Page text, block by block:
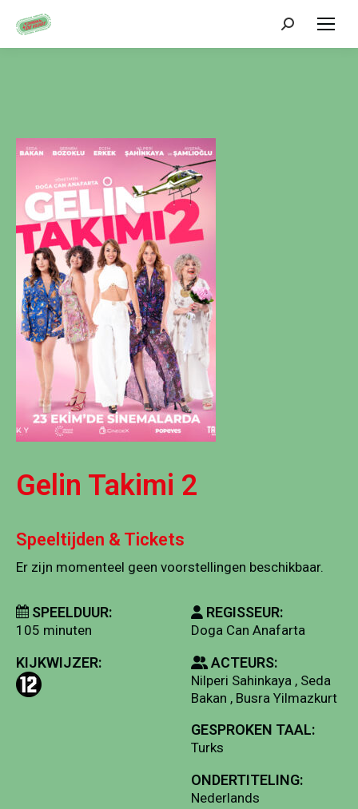
Zoeken:
Gelin Takimi 2
Speeltijden & Tickets
Er zijn momenteel geen voorstellingen beschikbaar.
SPEELDUUR:
105 minuten
KIJKWIJZER:
REGISSEUR:
Doga Can Anafarta
ACTEURS:
Nilperi Sahinkaya , Seda
Bakan , Busra Yilmazkurt
GESPROKEN TAAL:
Turks
ONDERTITELING:
Nederlands